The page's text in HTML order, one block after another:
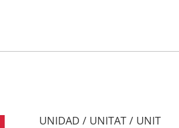
UNIDAD / UNITAT / UNIT